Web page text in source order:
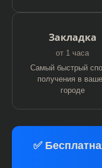
Закладка
от 1 часа
Самый быстрый
получения в
городе
✅